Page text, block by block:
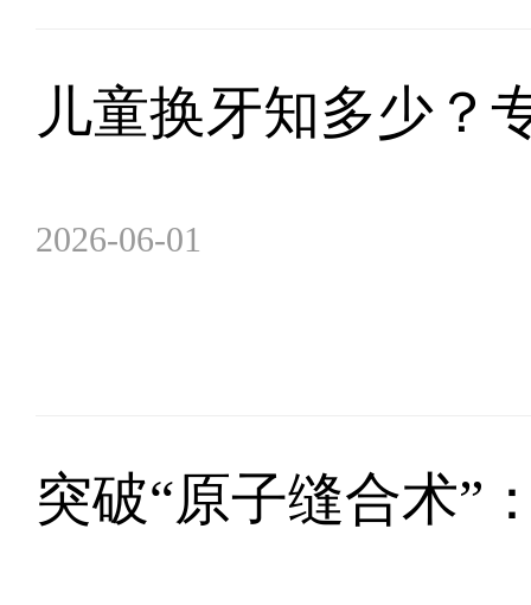
儿童换牙知多少？
2026-06-01
突破“原子缝合术”